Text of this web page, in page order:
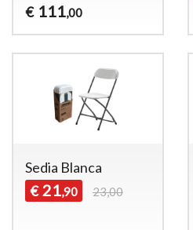
€ 111,00
Sedia Blanca
€ 21,90 23,00